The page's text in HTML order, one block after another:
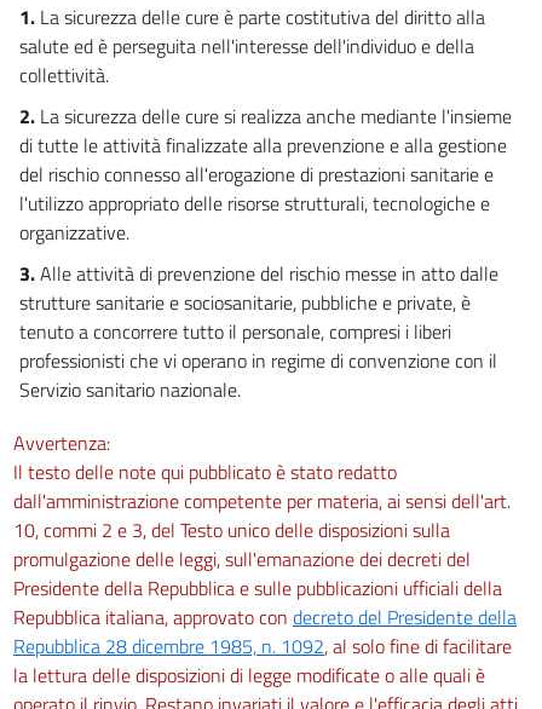
1. La sicurezza delle cure è parte costitutiva del diritto alla
salute ed è perseguita nell'interesse dell'individuo e della
collettività.
2. La sicurezza delle cure si realizza anche mediante l'insieme
di tutte le attività finalizzate alla prevenzione e alla gestione
del rischio connesso all'erogazione di prestazioni sanitarie e
l'utilizzo appropriato delle risorse strutturali, tecnologiche e
organizzative.
3.Alle attività di prevenzione del rischio messe in atto dalle
strutture sanitarie e sociosanitarie, pubbliche e private, è
tenuto a concorrere tutto il personale, compresi i liberi
professionisti che vi operano in regime di convenzione con il
Servizio sanitario nazionale.
Avvertenza:
Il testo delle note qui pubblicato è stato redatto
dall'amministrazione competente per materia, ai sensi dell'art.
10, commi 2 e 3, del Testo unico delle disposizioni sulla
promulgazione delle leggi, sull'emanazione dei decreti del
Presidente della Repubblica e sulle pubblicazioni ufficiali della
Repubblica italiana, approvato con decreto del Presidente della
Repubblica 28 dicembre 1985, n. 1092, al solo fine di facilitare
la lettura delle disposizioni di legge modificate o alle quali è